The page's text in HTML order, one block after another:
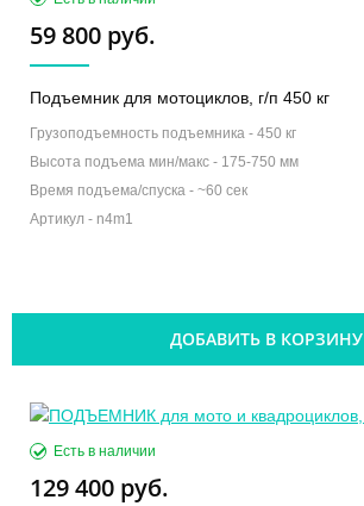
59 800 руб.
Подъемник для мотоциклов, г/п 450 кг
Грузоподъемность подъемника - 450 кг
Высота подъема мин/макс - 175-750 мм
Время подъема/спуска - ~60 сек
Артикул - n4m1
ДОБАВИТЬ В КОРЗИНУ
Есть в наличии
129 400 руб.